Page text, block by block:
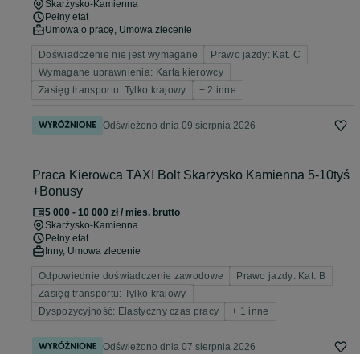
Skarżysko-Kamienna
Pełny etat
Umowa o pracę, Umowa zlecenie
Doświadczenie nie jest wymagane
Prawo jazdy: Kat. C
Wymagane uprawnienia: Karta kierowcy
Zasięg transportu: Tylko krajowy
+ 2 inne
Odświeżono dnia 09 sierpnia 2026
Praca Kierowca TAXI Bolt Skarżysko Kamienna 5-10tyś
+Bonusy
5 000 - 10 000 zł / mies. brutto
Skarżysko-Kamienna
Pełny etat
Inny, Umowa zlecenie
Odpowiednie doświadczenie zawodowe
Prawo jazdy: Kat. B
Zasięg transportu: Tylko krajowy
Dyspozycyjność: Elastyczny czas pracy
+ 1 inne
Odświeżono dnia 07 sierpnia 2026